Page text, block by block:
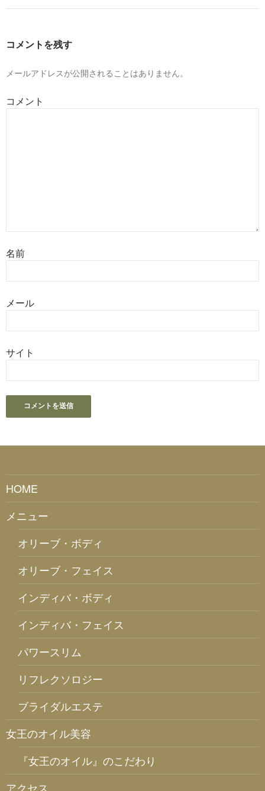
コメントを残す
メールアドレスが公開されることはありません。
コメント
名前
メール
サイト
HOME
メニュー
オリーブ・ボディ
オリーブ・フェイス
インディバ・ボディ
インディバ・フェイス
パワースリム
リフレクソロジー
ブライダルエステ
女王のオイル美容
『女王のオイル』のこだわり
アクセス